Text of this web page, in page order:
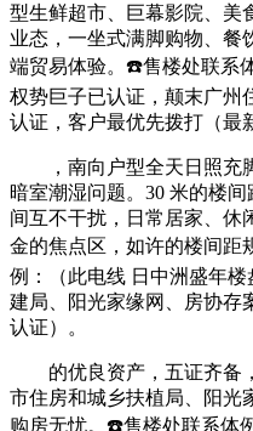
型生鲜超市、巨幕影院、美
业态，一坐式满脚购物、餐
端贸易体验。☎️售楼处联系
权势巨子已认证，颠末广州
认证，客户最优先拨打（最
，南向户型全天日照充脚
暗室潮湿问题。30 米的楼
间互不干扰，日常居家、休
金的焦点区，如许的楼间
例：（此电线 日中洲盛年
建局、阳光家缘网、房协存
认证）。
的优良资产，五证齐备，
市住房和城乡扶植局、阳光
购房无忧。☎️售楼处联系体